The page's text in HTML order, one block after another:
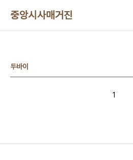
중앙시사매거진
두바이
1